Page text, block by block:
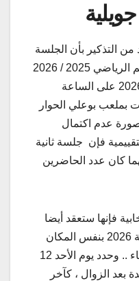
من التذكير بأن الجلسة
العامة التقييمية للموسم للموسم الرياضي 2025 / 2026
ستنعقد يوم الأربعاء 15 جويلية 2026 على الساعة
بملعب بوعلي الحوار
عدم اكتمال
فإن جلسة ثانية
كان عدد الحاضرين
فإنها ستعقد أيضا
في نفس اليوم أي يوم 15 جويلية 2026 بنفس المكان
انطلاقا من الساعة السابعة مساء .. وحدد يوم الأحد 12
بعد الزوال ، كآخر